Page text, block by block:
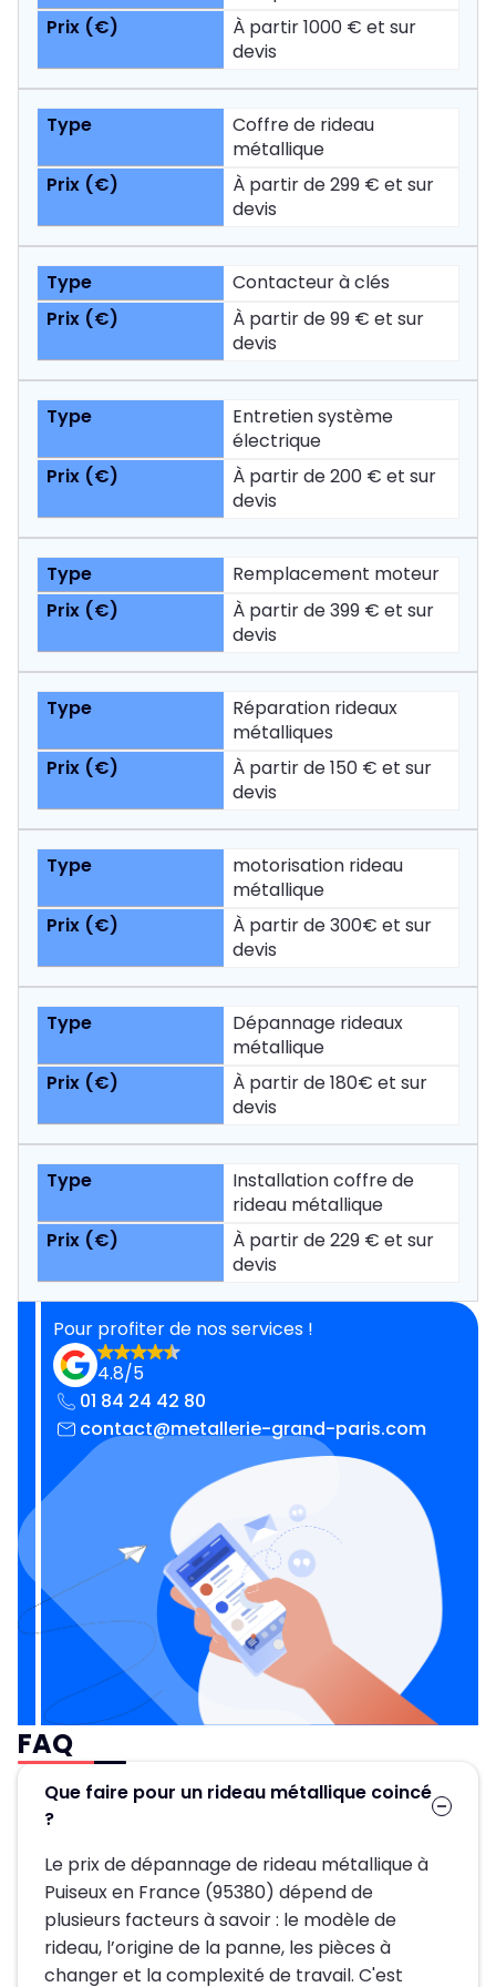
À partir 1000 € et sur
devis
Coffre de rideau
métallique
À partir de 299 € et sur
devis
Contacteur à clés
À partir de 99 € et sur
devis
Entretien système
électrique
À partir de 200 € et sur
devis
Remplacement moteur
À partir de 399 € et sur
devis
Réparation rideaux
métalliques
À partir de 150 € et sur
devis
motorisation rideau
métallique
À partir de 300€ et sur
devis
Dépannage rideaux
métallique
À partir de 180€ et sur
devis
Installation coffre de
rideau métallique
À partir de 229 € et sur
devis
Pour profiter de nos services !
4.8/5
01 84 24 42 80
contact@metallerie-grand-paris.com
FAQ
Que faire pour un rideau métallique coincé
?
Le prix de dépannage de rideau métallique à
Puiseux en France (95380) dépend de
plusieurs facteurs à savoir : le modèle de
rideau, l’origine de la panne, les pièces à
changer et la complexité de travail. C'est